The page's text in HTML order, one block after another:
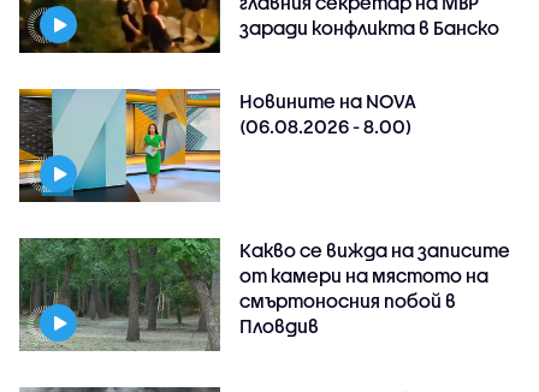
заради конфликта в Банско
Новините на NOVA
(06.08.2026 - 8.00)
Какво се вижда на записите
от камери на мястото на
смъртоносния побой в
Пловдив